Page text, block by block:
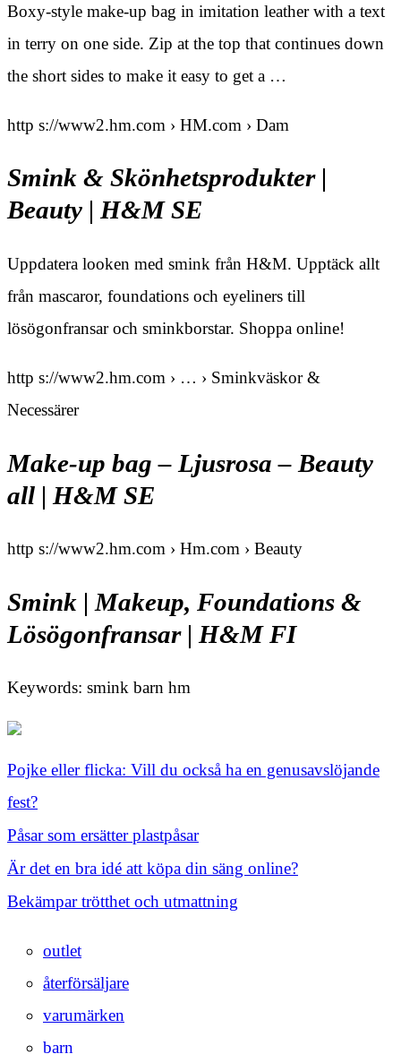
Boxy-style make-up bag in imitation leather with a text
in terry on one side. Zip at the top that continues down
the short sides to make it easy to get a …
http s://www2.hm.com › HM.com › Dam
Smink & Skönhetsprodukter |
Beauty | H&M SE
Uppdatera looken med smink från H&M. Upptäck allt
från mascaror, foundations och eyeliners till
lösögonfransar och sminkborstar. Shoppa online!
http s://www2.hm.com › … › Sminkväskor &
Necessärer
Make-up bag – Ljusrosa – Beauty
all | H&M SE
http s://www2.hm.com › Hm.com › Beauty
Smink | Makeup, Foundations &
Lösögonfransar | H&M FI
Keywords: smink barn hm
Pojke eller flicka: Vill du också ha en genusavslöjande
fest?
Påsar som ersätter plastpåsar
Är det en bra idé att köpa din säng online?
Bekämpar trötthet och utmattning
outlet
återförsäljare
varumärken
barn